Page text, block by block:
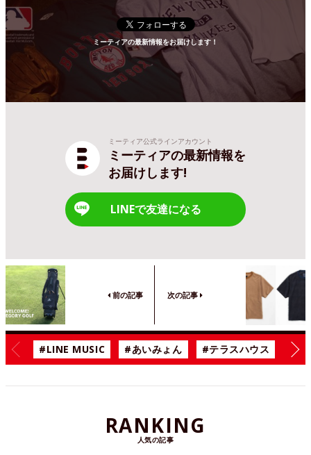
ミーティアの最新情報をお届けします！
ミーティア公式ラインアカウント
ミーティアの最新情報を
お届けします!
LINEで友達になる
前の記事 次の記事
#LINE MUSIC #あいみょん #テラスハウス #漫
RANKING
人気の記事